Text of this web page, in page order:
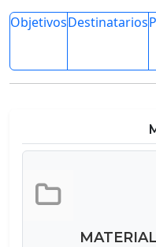
ObjetivosDestinatarios